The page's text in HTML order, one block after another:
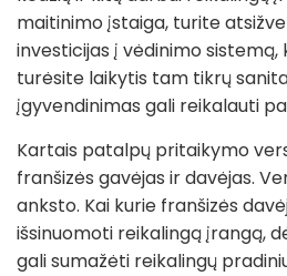
maitinimo įstaiga, turite
investicijas į vėdinimo sistemą,
turėsite laikytis tam tikrų
įgyvendinimas gali reikalauti
Kartais patalpų pritaikymo
franšizės gavėjas ir davėjas.
anksto. Kai kurie franšizės
išsinuomoti reikalingą įrangą,
gali sumažėti reikalingų